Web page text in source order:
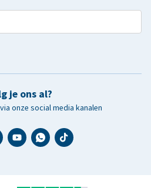
je ons al?
onze social media kanalen